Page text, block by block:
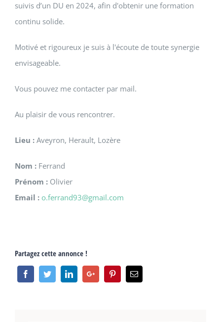
suivis d’un DU en 2024, afin d'obtenir une formation
continu solide.
Motivé et rigoureux je suis à l'écoute de toute synergie
envisageable.
Vous pouvez me contacter par mail.
Au plaisir de vous rencontrer.
Lieu : Aveyron, Herault, Lozère
Nom : Ferrand
Prénom : Olivier
Email : o.ferrand93@gmail.com
Partagez cette annonce !